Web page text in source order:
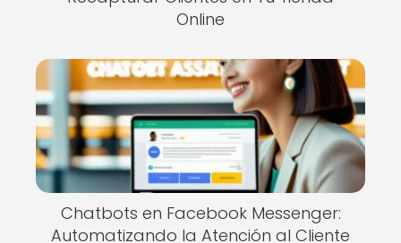
Online
Chatbots en Facebook Messenger:
Automatizando la Atención al Cliente